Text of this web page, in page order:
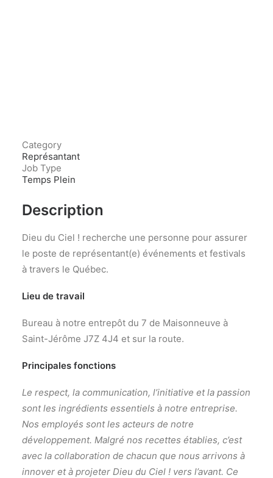
Category
Représantant
Job Type
Temps Plein
Description
Dieu du Ciel ! recherche une personne pour assurer
le poste de représentant(e) événements et festivals
à travers le Québec.
Lieu de travail
Bureau à notre entrepôt du 7 de Maisonneuve à
Saint-Jérôme J7Z 4J4 et sur la route.
Principales fonctions
Le respect, la communication, l’initiative et la passion
sont les ingrédients essentiels à notre entreprise.
Nos employés sont les acteurs de notre
développement. Malgré nos recettes établies, c’est
avec la collaboration de chacun que nous arrivons à
innover et à projeter Dieu du Ciel ! vers l’avant. Ce